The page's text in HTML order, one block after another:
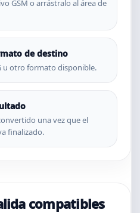
GSM o arrástralo al área de
de destino
u otro formato disponible.
una vez que el
finalizado.
compatibles